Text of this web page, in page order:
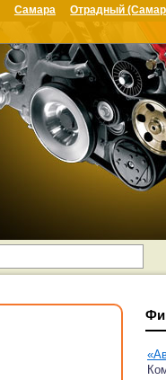
Самара
Отрадный